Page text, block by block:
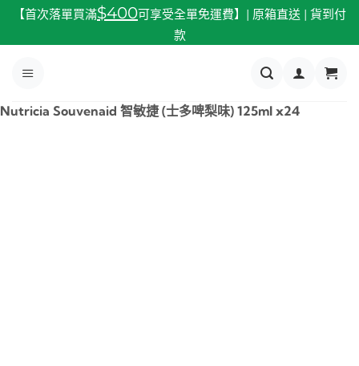
內
【首次落單買滿$400可享受全單免運費】| 原箱直送 | 貨到付
款
Nutricia Souvenaid 智敏捷 (士多啤梨味) 125ml x24